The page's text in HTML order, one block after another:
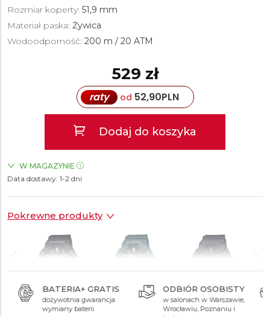
Rozmiar koperty: 51,9 mm
Materiał paska: Żywica
Wodoodporność: 200 m / 20 ATM
529 zł
raty od 52,90PLN
Dodaj do koszyka
W MAGAZYNIE
ZEGARKI.PL Blue City Warszawa
ZEGARKI.PL Sky Tower Wrocław
TAK
ZEGARKI.PL Posnania Poznań
Data dostawy: 1-2 dni
Pokrewne produkty
529 zł 569 zł
DARMOWA
DOSTAWA
InPost Paczkomat® 24/7,
BATERIA+ GRATIS
dożywotnia gwarancja
wymiany baterii